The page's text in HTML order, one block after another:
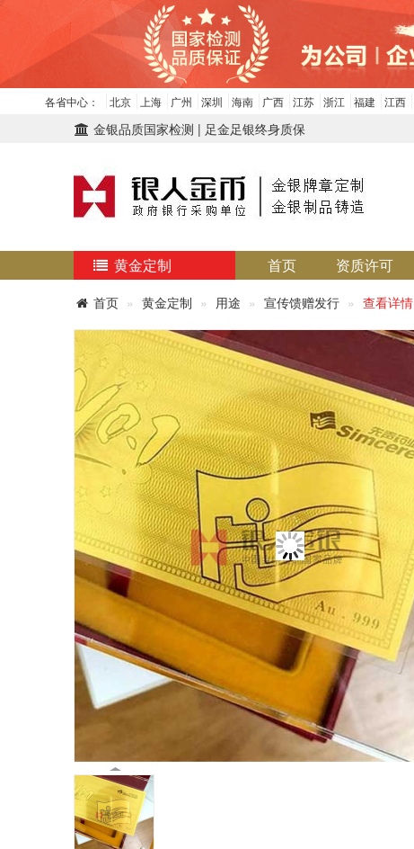
各省中心： 北京 上海 广州 深圳 海南 广西 江苏 浙江 福建 江西
金银品质国家检测 | 足金足银终身质保
黄金定制 首页 资质许可
首页 黄金定制 用途 宣传馈赠发行 查看详情